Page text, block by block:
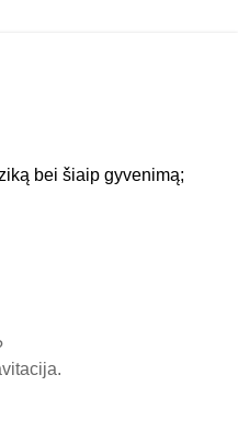
bei šiaip gyvenimą;